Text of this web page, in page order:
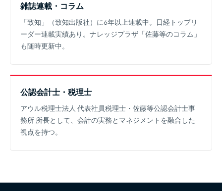
雑誌連載・コラム
「致知」（致知出版社）に6年以上連載中。日経トップリ
ーダー連載実績あり。ナレッジプラザ「佐藤等のコラム」
も随時更新中。
公認会計士・税理士
アウル税理士法人 代表社員税理士・佐藤等公認会計士事
務所 所長として、会計の実務とマネジメントを融合した
視点を持つ。